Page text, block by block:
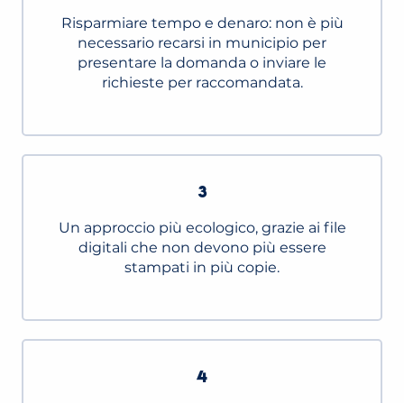
Risparmiare tempo e denaro: non è più
necessario recarsi in municipio per
presentare la domanda o inviare le
richieste per raccomandata.
3
Un approccio più ecologico, grazie ai file
digitali che non devono più essere
stampati in più copie.
4